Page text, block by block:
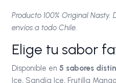
Producto 100% Original
envíos a todo Chile.
Elige tu sabor
Disponible en 5 sabores
Ice, Sandía Ice, Frutilla